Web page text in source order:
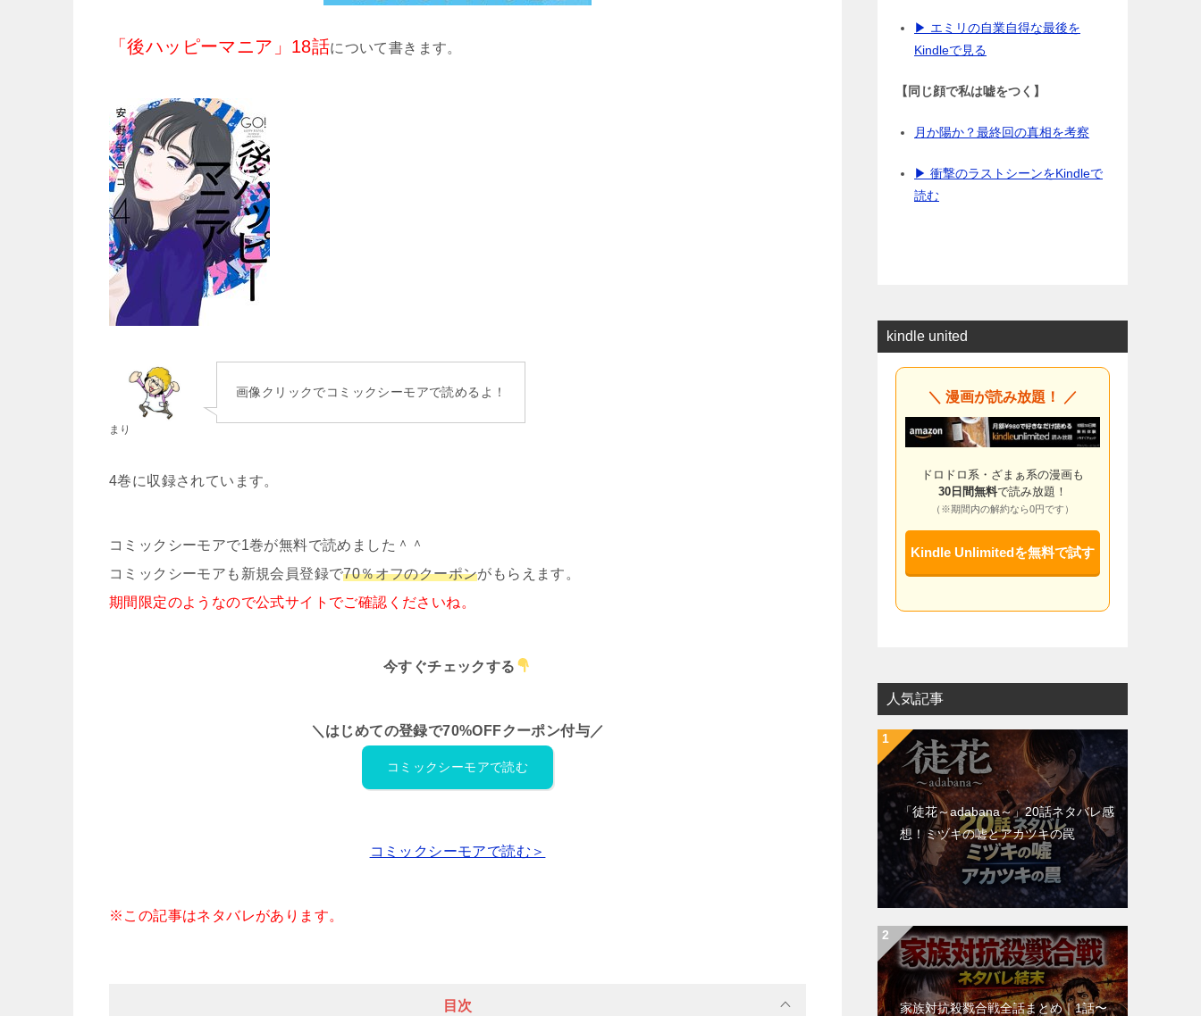
「後ハッピーマニア」18話について書きます。
まり
画像クリックでコミックシーモアで読めるよ！
4巻に収録されています。
コミックシーモアで1巻が無料で読めました＾＾
コミックシーモアも新規会員登録で70％オフのクーポンがもらえます。
期間限定のようなので公式サイトでご確認くださいね。
今すぐチェックする
＼はじめての登録で70%OFFクーポン付与／
コミックシーモアで読む
コミックシーモアで読む＞
※この記事はネタバレがあります。
目次
▶ エミリの自業自得な最後を
Kindleで見る
【同じ顔で私は嘘をつく】
月か陽か？最終回の真相を考察
▶ 衝撃のラストシーンをKindleで
読む
kindle united
＼ 漫画が読み放題！ ／
ドロドロ系・ざまぁ系の漫画も
30日間無料で読み放題！
（※期間内の解約なら0円です）
Kindle Unlimitedを無料で試す
人気記事
「徒花～adabana～」20話ネタバレ感
想！ミヅキの嘘とアカツキの罠
家族対抗殺戮合戦全話まとめ｜1話〜